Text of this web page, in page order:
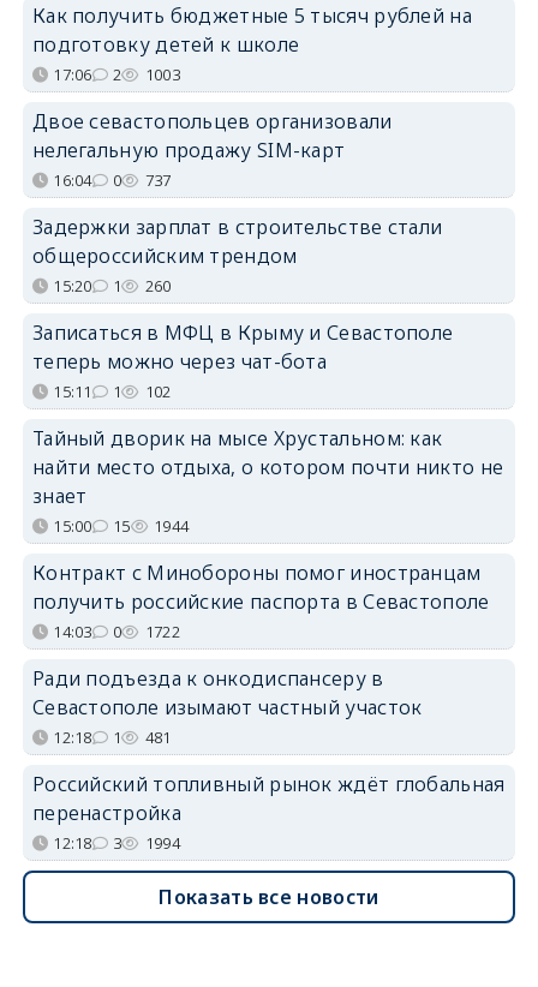
Как получить бюджетные 5 тысяч рублей на
подготовку детей к школе
17:06 2 1003
Двое севастопольцев организовали
нелегальную продажу SIM-карт
16:04 0 737
Задержки зарплат в строительстве стали
общероссийским трендом
15:20 1 260
Записаться в МФЦ в Крыму и Севастополе
теперь можно через чат-бота
15:11 1 102
Тайный дворик на мысе Хрустальном: как
найти место отдыха, о котором почти никто не
знает
15:00 15 1944
Контракт с Минобороны помог иностранцам
получить российские паспорта в Севастополе
14:03 0 1722
Ради подъезда к онкодиспансеру в
Севастополе изымают частный участок
12:18 1 481
Российский топливный рынок ждёт глобальная
перенастройка
12:18 3 1994
Показать все новости